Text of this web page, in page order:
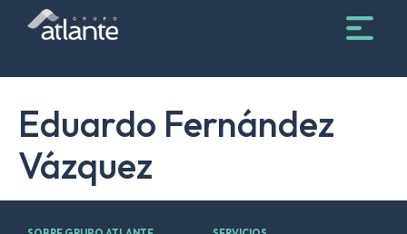
Eduardo Fernández
Vázquez